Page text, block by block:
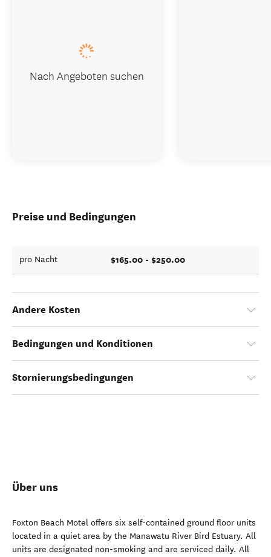
Preise und Bedingungen
pro Nacht $165.00 - $250.00
Andere Kosten
Bedingungen und Konditionen
Stornierungsbedingungen
Über uns
Foxton Beach Motel offers six self-contained ground floor units
located in a quiet area by the Manawatu River Bird Estuary. All
units are designated non-smoking and are serviced daily. All
Nach Angeboten suchen